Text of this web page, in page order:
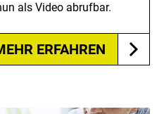
als Video abrufbar.
ERFAHREN